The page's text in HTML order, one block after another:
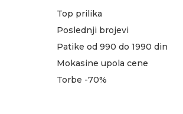
Top prilika
Poslednji brojevi
Patike od 990 do 1990 din
Mokasine upola cene
Torbe -70%